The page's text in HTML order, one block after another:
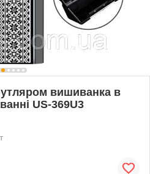
вишиванка в
US-369U3